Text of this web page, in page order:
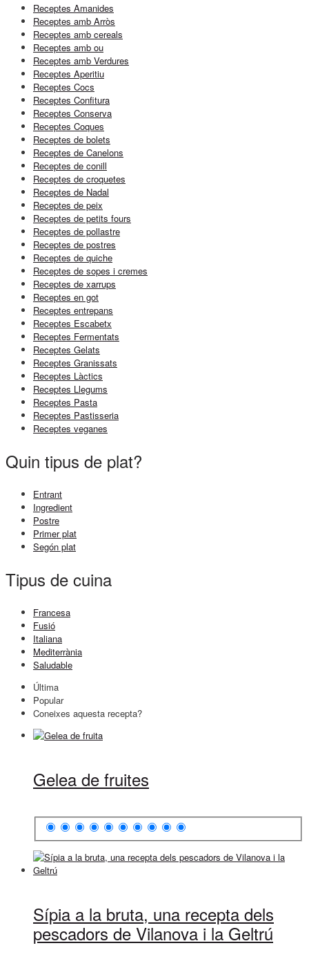
Receptes Amanides
Receptes amb Arròs
Receptes amb cereals
Receptes amb ou
Receptes amb Verdures
Receptes Aperitiu
Receptes Cocs
Receptes Confitura
Receptes Conserva
Receptes Coques
Receptes de bolets
Receptes de Canelons
Receptes de conill
Receptes de croquetes
Receptes de Nadal
Receptes de peix
Receptes de petits fours
Receptes de pollastre
Receptes de postres
Receptes de quiche
Receptes de sopes i cremes
Receptes de xarrups
Receptes en got
Receptes entrepans
Receptes Escabetx
Receptes Fermentats
Receptes Gelats
Receptes Granissats
Receptes Làctics
Receptes Llegums
Receptes Pasta
Receptes Pastisseria
Receptes veganes
Quin tipus de plat?
Entrant
Ingredient
Postre
Primer plat
Segón plat
Tipus de cuina
Francesa
Fusió
Italiana
Mediterrània
Saludable
Última
Popular
Coneixes aquesta recepta?
Gelea de fruites
Sípia a la bruta, una recepta dels
pescadors de Vilanova i la Geltrú